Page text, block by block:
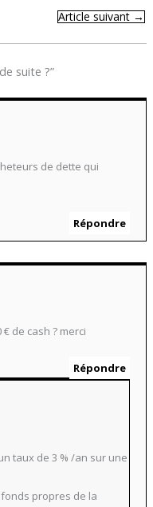
Article suivant→
suite ?”
de dette qui
Répondre
de cash ? merci
Répondre
taux de 3 % /an sur une
propres de la